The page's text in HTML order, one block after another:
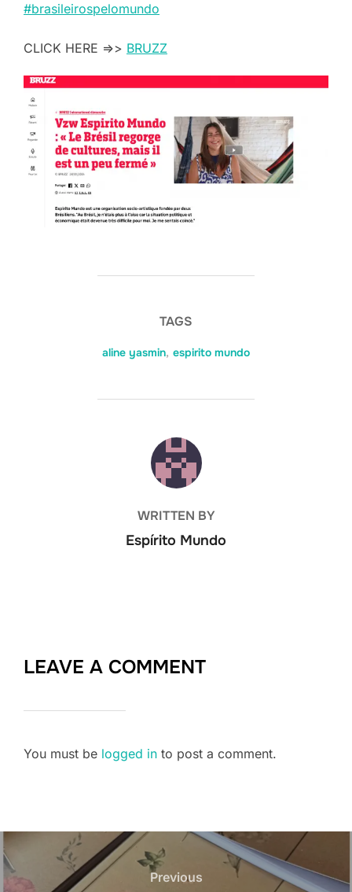
#brasileirospelomundo
CLICK HERE =>> BRUZZ
TAGS
aline yasmin, espirito mundo
POST AUTHOR
WRITTEN BY
Espírito Mundo
LEAVE A COMMENT
You must be logged in to post a comment.
Post
navigation
Previous
Previous